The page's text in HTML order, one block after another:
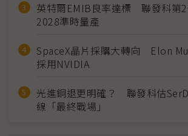
英特爾EMIB良率達標 聯發科第2
2028準時量產
SpaceX晶片採購大轉向 Elon
採用NVIDIA
光進銅退更明確？ 聯發科估
線「最終戰場」